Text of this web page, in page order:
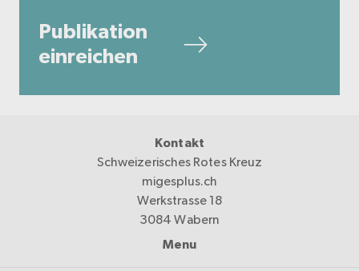
Publikation
einreichen
Kontakt
Schweizerisches Rotes Kreuz
migesplus.ch
Werkstrasse 18
3084 Wabern
Menu